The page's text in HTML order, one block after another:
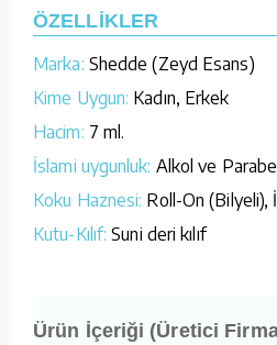
ÖZELLİKLER
Marka: Shedde (Zeyd Esans)
Kime Uygun: Kadın, Erkek
Hacim: 7 ml.
İslami uygunluk: Alkol ve
Koku Haznesi: Roll-On (Bilyeli),
Kutu-Kılıf: Suni deri kılıf
Ürün İçeriği (Üretici